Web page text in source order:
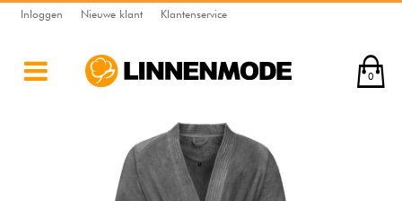
Inloggen Nieuwe klant Klantenservice
0